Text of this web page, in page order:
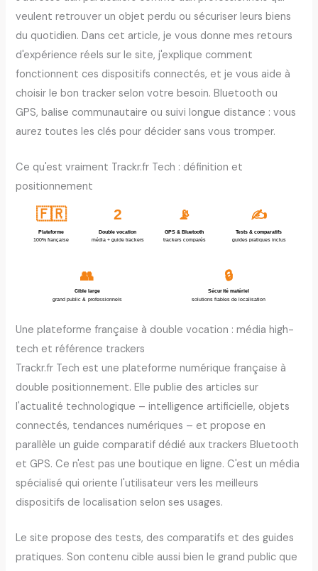
veulent retrouver un objet perdu ou sécuriser leurs biens
du quotidien. Dans cet article, je vous donne mes retours
d'expérience réels sur le site, j'explique comment
fonctionnent ces dispositifs connectés, et je vous aide à
choisir le bon tracker selon votre besoin. Bluetooth ou
GPS, balise communautaire ou suivi longue distance : vous
aurez toutes les clés pour décider sans vous tromper.
Ce qu'est vraiment Trackr.fr Tech : définition et
positionnement
🇫🇷
Plateforme
100% française
2
Double vocation
média + guide trackers
📡
GPS & Bluetooth
trackers comparés
✍️
Tests & comparatifs
guides pratiques inclus
👥
Cible large
grand public & professionnels
🔒
Sécurité matériel
solutions fiables de localisation
Une plateforme française à double vocation : média high-
tech et référence trackers
Trackr.fr Tech est une plateforme numérique française à
double positionnement. Elle publie des articles sur
l'actualité technologique – intelligence artificielle, objets
connectés, tendances numériques – et propose en
parallèle un guide comparatif dédié aux trackers Bluetooth
et GPS. Ce n'est pas une boutique en ligne. C'est un média
spécialisé qui oriente l'utilisateur vers les meilleurs
dispositifs de localisation selon ses usages.
Le site propose des tests, des comparatifs et des guides
pratiques. Son contenu cible aussi bien le grand public que